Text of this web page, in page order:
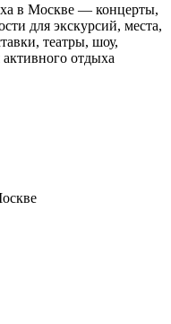
в Москве — концерты,
для экскурсий, места,
театры, шоу,
отдыха